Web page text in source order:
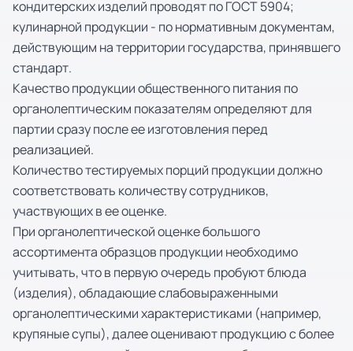
кондитерских изделий проводят по ГОСТ 5904;
кулинарной продукции - по нормативным документам,
действующим на территории государства, принявшего
стандарт.
Качество продукции общественного питания по
органолептическим показателям определяют для
партии сразу после ее изготовления перед
реализацией.
Количество тестируемых порций продукции должно
соответствовать количеству сотрудников,
участвующих в ее оценке.
При органолептической оценке большого
ассортимента образцов продукции необходимо
учитывать, что в первую очередь пробуют блюда
(изделия), обладающие слабовыраженными
органолептическими характеристиками (например,
крупяные супы), далее оценивают продукцию с более